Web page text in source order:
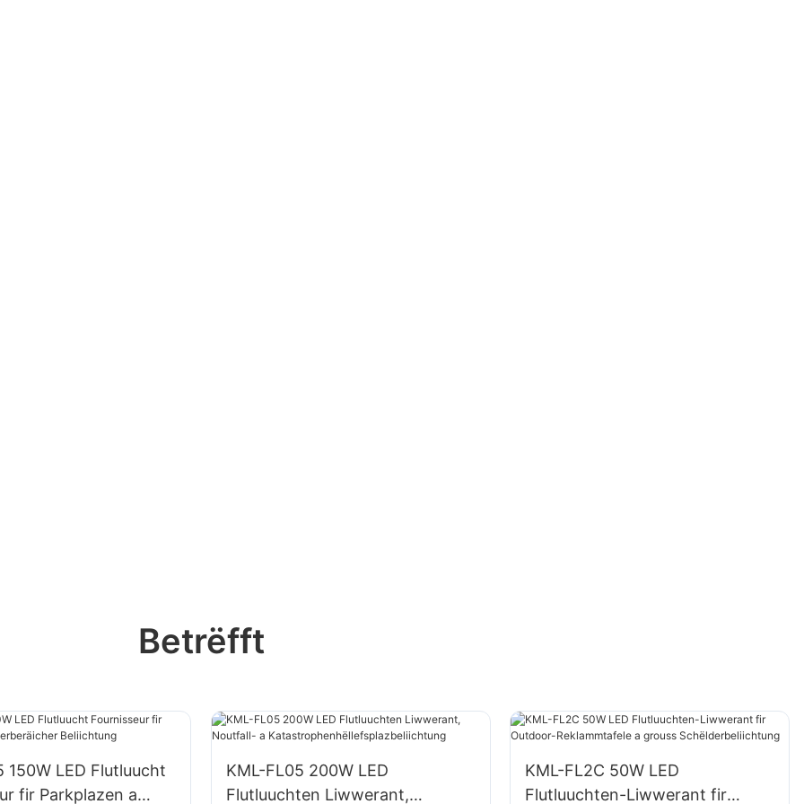
Betrëfft
150W LED Flutluucht
fir Parkplazen a
KML-FL05 200W LED
Flutluuchten Liwwerant,
KML-FL2C 50W LED
Flutluuchten-Liwwerant fir